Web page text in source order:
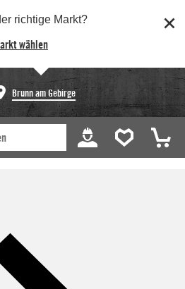
richtige Markt?
wählen
Brunn am Gebirge